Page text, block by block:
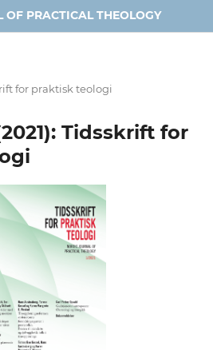
OF PRACTICAL THEOLOGY
for praktisk teologi
Tidsskrift for